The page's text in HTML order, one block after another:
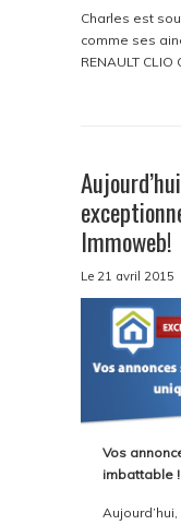
Charles est
comme ses
RENAULT CLIO
Immoweb!
Le 21 avril 2015
Vos
imbattable !